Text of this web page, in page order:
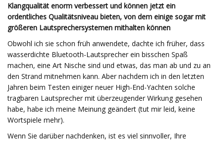
Klangqualität enorm verbessert und können jetzt ein
ordentliches Qualitätsniveau bieten, von dem einige sogar mit
größeren Lautsprechersystemen mithalten können
Obwohl ich sie schon früh anwendete, dachte ich früher, dass
wasserdichte Bluetooth-Lautsprecher ein bisschen Spaß
machen, eine Art Nische sind und etwas, das man ab und zu an
den Strand mitnehmen kann. Aber nachdem ich in den letzten
Jahren beim Testen einiger neuer High-End-Yachten solche
tragbaren Lautsprecher mit überzeugender Wirkung gesehen
habe, habe ich meine Meinung geändert (tut mir leid, keine
Wortspiele mehr).
Wenn Sie darüber nachdenken, ist es viel sinnvoller, Ihre